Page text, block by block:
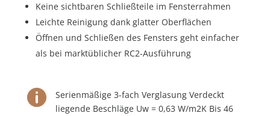
Keine sichtbaren Schließteile im Fensterrahmen
Leichte Reinigung dank glatter Oberflächen
Öffnen und Schließen des Fensters geht einfacher
als bei marktüblicher RC2-Ausführung

Serienmäßige 3-fach Verglasung Verdeckt
liegende Beschläge Uw = 0,63 W/m2K Bis 46